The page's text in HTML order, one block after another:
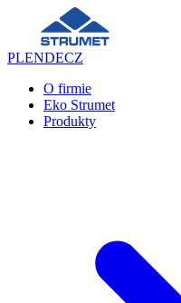
PLENDECZ
O firmie
Eko Strumet
Produkty